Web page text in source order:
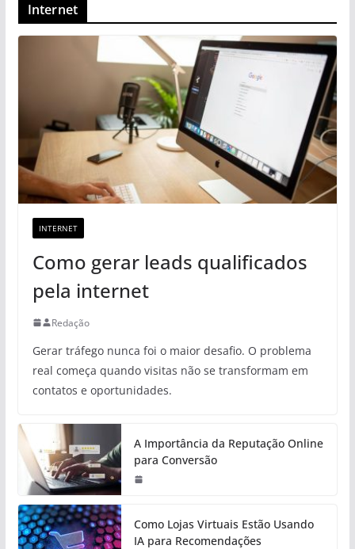
Internet
INTERNET
Como gerar leads qualificados
pela internet
Redação
Gerar tráfego nunca foi o maior desafio. O problema
real começa quando visitas não se transformam em
contatos e oportunidades.
A Importância da Reputação Online
para Conversão
Como Lojas Virtuais Estão Usando
IA para Recomendações